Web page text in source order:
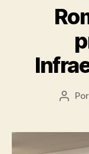
Autor
Por